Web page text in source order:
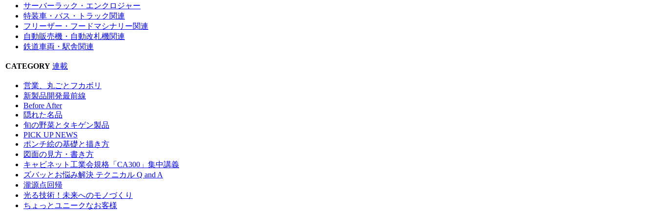
サーバーラック・エンクロジャー
特装車・バス・トラック関連
フリーザー・フードマシナリー関連
自動販売機・自動改札機関連
鉄道車両・駅舎関連
CATEGORY 連載
営業、丸ごとフカボリ
新製品開発最前線
Before After
隠れた名品
旬の野菜とタキゲン製品
PICK UP NEWS
ポンチ絵の基礎と描き方
図面の見方・書き方
キャビネット工業会規格「CA300」集中講義
ズバッとお悩み解決 テクニカル Q and A
瀧源点回帰
光る技術！未来へのモノづくり
ちょっとユニークなお客様